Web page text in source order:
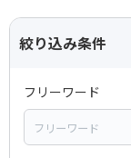
絞り込み条件
フリーワード